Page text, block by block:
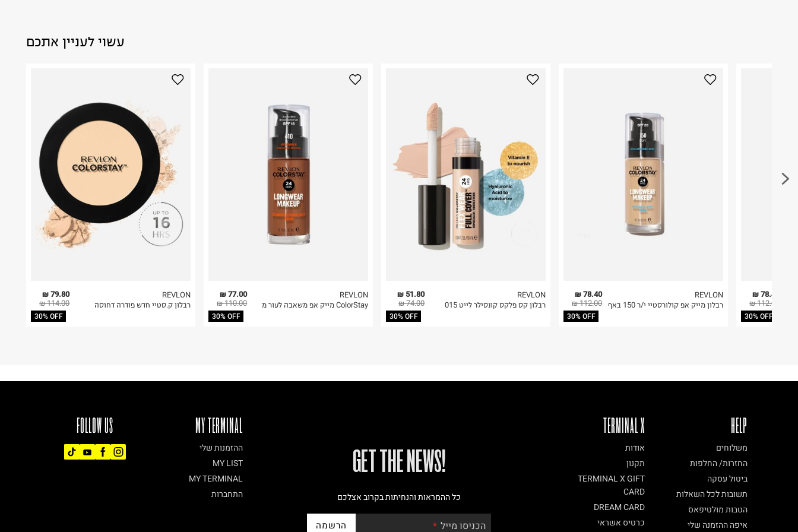
עשוי לעניין אתכם
79.80 ₪
114.00 ₪
30% OFF
REVLON
רבלון ק.סטיי חדש פודרה דחוסה
77.00 ₪
110.00 ₪
30% OFF
REVLON
ColorStay מייק אפ משאבה לעור מ
51.80 ₪
74.00 ₪
30% OFF
REVLON
רבלון קס פלקס קונסילר לייט 015
78.40 ₪
112.00 ₪
30% OFF
REVLON
רבלון מייק אפ קולורסטיי י/ר 150 באף
78.40 ₪
112.00 ₪
30% OFF
FOLLOW US MY TERMINAL
ההזמנות שלי
MY LIST
MY TERMINAL
התחברות
!GET THE NEWS
כל ההמראות והנחיתות בקרוב אצלכם
הכניסו מייל הרשמה
TERMINAL X
אודות
תקנון
TERMINAL X GIFT
CARD
DREAM CARD
כרטיס אשראי
HELP
משלוחים
החזרות/ החלפות
ביטול עסקה
תשובות לכל השאלות
הטבות מולטיפאס
איפה ההזמנה שלי